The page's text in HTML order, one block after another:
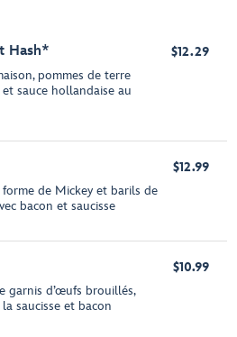
Hash*
pommes de terre
sauce hollandaise au
$12.29
de Mickey et barils de
bacon et saucisse
$12.99
garnis d’œufs brouillés,
saucisse et bacon
$10.99